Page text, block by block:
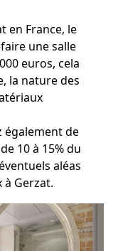
en France, le
une salle
euros, cela
la nature des
également de
10 à 15% du
aléas
Gerzat.